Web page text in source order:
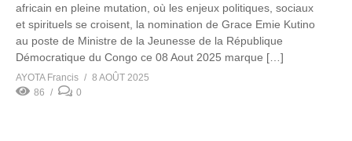
africain en pleine mutation, où les enjeux politiques, sociaux
et spirituels se croisent, la nomination de Grace Emie Kutino
au poste de Ministre de la Jeunesse de la République
Démocratique du Congo ce 08 Aout 2025 marque […]
AYOTA Francis
8 AOÛT 2025
86
0